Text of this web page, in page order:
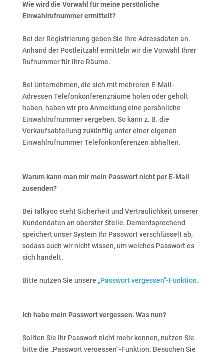
Wie wird die Vorwahl für meine persönliche
Einwahlrufnummer ermittelt?
Bei der Registrierung geben Sie ihre Adressdaten an.
Anhand der Postleitzahl ermitteln wir die Vorwahl Ihrer
Rufnummer für Ihre Räume.
Bei Unternehmen, die sich mit mehreren E-Mail-
Adressen Telefonkonferenzräume holen oder geholt
haben, haben wir pro Anmeldung eine persönliche
Einwahlrufnummer vergeben. So kann z. B. die
Verkaufsabteilung zukünftig unter einer eigenen
Einwahlrufnummer Telefonkonferenzen abhalten.
Warum kann man mir mein Passwort nicht per E-Mail
zusenden?
Bei talkyoo steht Sicherheit und Vertraulichkeit unserer
Kundendaten an oberster Stelle. Dementsprechend
speichert unser System Ihr Passwort verschlüsselt ab,
sodass auch wir nicht wissen, um welches Passwort es
sich handelt.
Bitte nutzen Sie unsere „Passwort vergessen"-Funktion.
Ich habe mein Passwort vergessen. Was nun?
Sollten Sie Ihr Passwort nicht mehr kennen, nutzen Sie
bitte die „Passwort vergessen"-Funktion. Besuchen Sie